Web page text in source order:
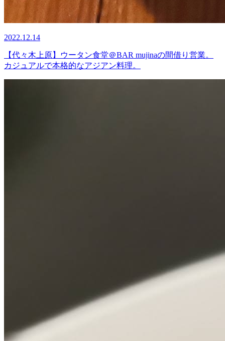
2022.12.14
【代々木上原】ウータン食堂＠BAR mujinaの間借り営業。
カジュアルで本格的なアジアン料理。